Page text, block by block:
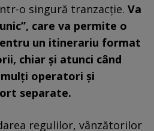
o singură tranzacție. Va
care va permite o
un itinerariu format
chiar și atunci când
operatori și
separate.
regulilor, vânzătorilor